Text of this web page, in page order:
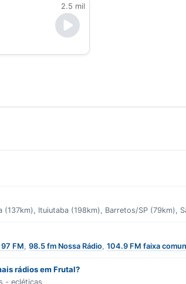
2.5 mil
(137km), Ituiutaba (198km), Barretos/SP (79km),
FM,98.5 fm Nossa Rádio,104.9 FM faixa
rádios em Frutal?
- ecléticas